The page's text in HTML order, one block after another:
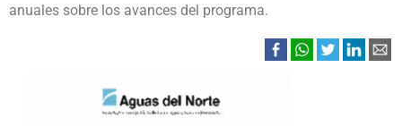
anuales sobre los avances del programa.